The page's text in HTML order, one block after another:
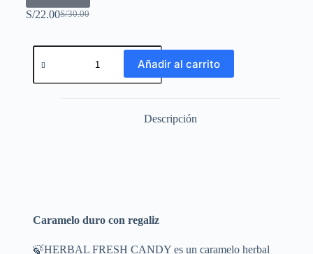
S/30.00
S/22.00
Añadir al carrito
Descripción
Caramelo duro con regaliz
🍃HERBAL FRESH CANDY es un caramelo herbal